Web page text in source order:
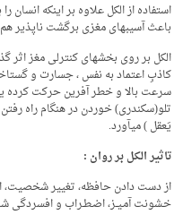
باعث آسیب­های مغزی برگشت ناپذیر
الکل بر روی بخش­های کنترلی مغز
کاذبِ اعتماد به نفس ، جسارت و
سرعت بالا و خطر آفرین حرکت کرده
تلو(سکندری) خوردن در هنگام راه
یَعقل ) می­آورد.
تاثیر الکل بر روان :
از دست دادن حافظه، تغییر شخصیت،
خـشونت آمـیــز، اضـطـراب و افسردگی